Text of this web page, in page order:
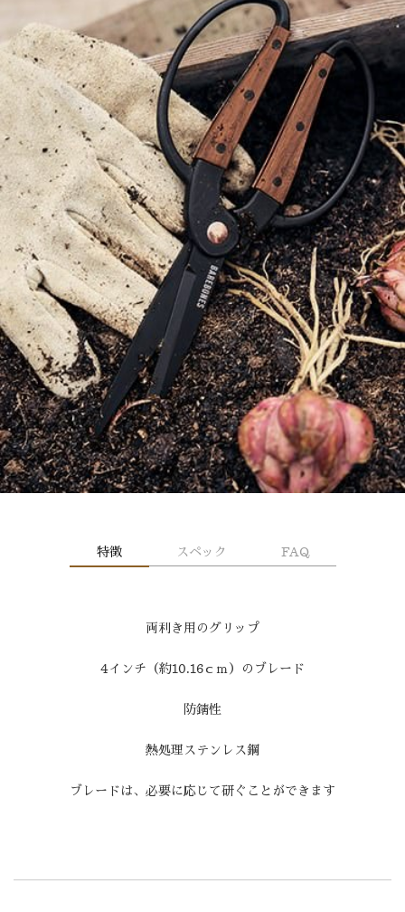
特徴 スペック FAQ
両利き用のグリップ
4インチ（約10.16ｃｍ）のブレード
防錆性
熱処理ステンレス鋼
ブレードは、必要に応じて研ぐことができます